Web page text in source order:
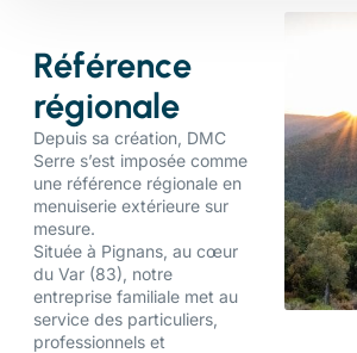
Référence
régionale
Depuis sa création, DMC
Serre s’est imposée comme
une référence régionale en
menuiserie extérieure sur
mesure.
Située à Pignans, au cœur
du Var (83), notre
entreprise familiale met au
service des particuliers,
professionnels et